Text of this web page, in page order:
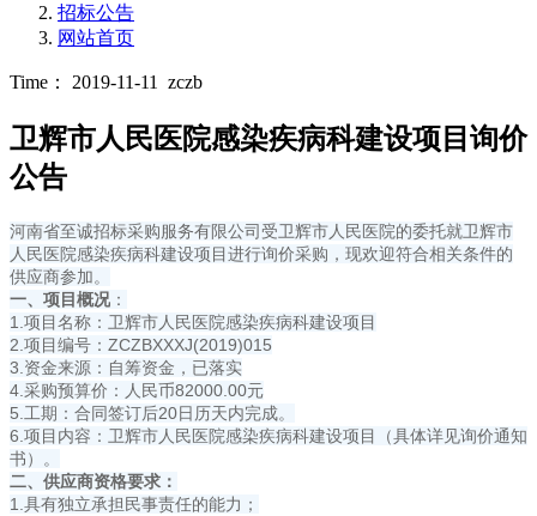
招标公告
网站首页
Time： 2019-11-11 zczb
卫辉市人民医院感染疾病科建设项目询价
公告
河南省至诚招标采购服务有限公司受卫辉市人民医院的委托就卫辉市
人民医院感染疾病科建设项目进行询价采购，现欢迎符合相关条件的
供应商参加。
一、项目概况 ：
1.项目名称：卫辉市人民医院感染疾病科建设项目
2.项目编号：ZCZBXXXJ(2019)015
3.资金来源：自筹资金，已落实
4.采购预算价：人民币82000.00元
5.工期：合同签订后20日历天内完成。
6.项目内容：卫辉市人民医院感染疾病科建设项目（具体详见询价通知
书）。
二、供应商资格要求：
1.具有独立承担民事责任的能力；